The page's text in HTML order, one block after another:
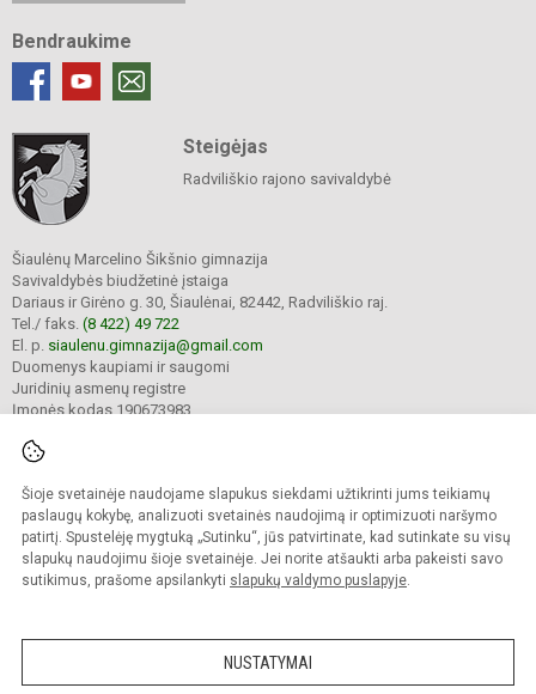
Šioje svetainėje naudojame slapukus siekdami užtikrinti jums teikiamų
paslaugų kokybę, analizuoti svetainės naudojimą ir optimizuoti naršymo
patirtį. Spustelėję mygtuką „Sutinku“, jūs patvirtinate, kad sutinkate su visų
slapukų naudojimu šioje svetainėje. Jei norite atšaukti arba pakeisti savo
sutikimus, prašome apsilankyti slapukų valdymo puslapyje.
NUSTATYMAI
Bendraukime
Steigėjas
Radviliškio rajono savivaldybė
Šiaulėnų Marcelino Šikšnio gimnazija
Savivaldybės biudžetinė įstaiga
Dariaus ir Girėno g. 30, Šiaulėnai, 82442, Radviliškio raj.
Tel./ faks. (8 422) 49 722
El. p. siaulenu.gimnazija@gmail.com
Duomenys kaupiami ir saugomi
Juridinių asmenų registre
Įmonės kodas 190673983
© 2023. Šiaulėnų Marcelino Šikšnio gimnazija. Visos teisės saugomos.
Kopijuoti turinį be raštiško gimnazijos sutikimo griežtai draudžiama.
Prieinamumo paraiška Slapukų valdymas
Sumanus būdas atnaujinti